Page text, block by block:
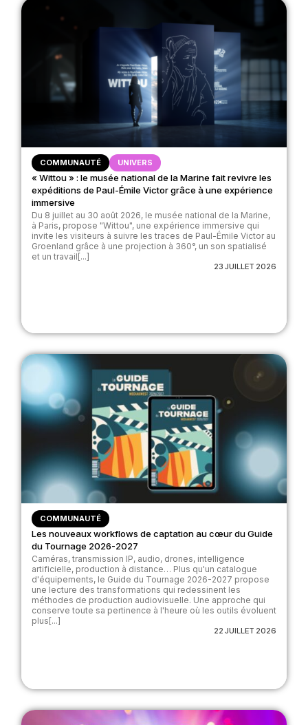
COMMUNAUTÉ UNIVERS
« Wittou » : le musée national de la Marine fait revivre les
expéditions de Paul-Émile Victor grâce à une expérience
immersive
Du 8 juillet au 30 août 2026, le musée national de la Marine,
à Paris, propose "Wittou", une expérience immersive qui
invite les visiteurs à suivre les traces de Paul-Émile Victor au
Groenland grâce à une projection à 360°, un son spatialisé
et un travail[...]
23 JUILLET 2026
COMMUNAUTÉ
Les nouveaux workflows de captation au cœur du Guide
du Tournage 2026-2027
Caméras, transmission IP, audio, drones, intelligence
artificielle, production à distance… Plus qu'un catalogue
d'équipements, le Guide du Tournage 2026-2027 propose
une lecture des transformations qui redessinent les
méthodes de production audiovisuelle. Une approche qui
conserve toute sa pertinence à l'heure où les outils évoluent
plus[...]
22 JUILLET 2026